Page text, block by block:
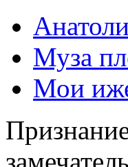
Муза
Мои